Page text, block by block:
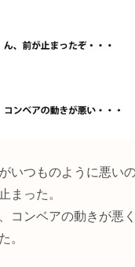
いつものように悪い
まった。
コンベアの動きが悪
。